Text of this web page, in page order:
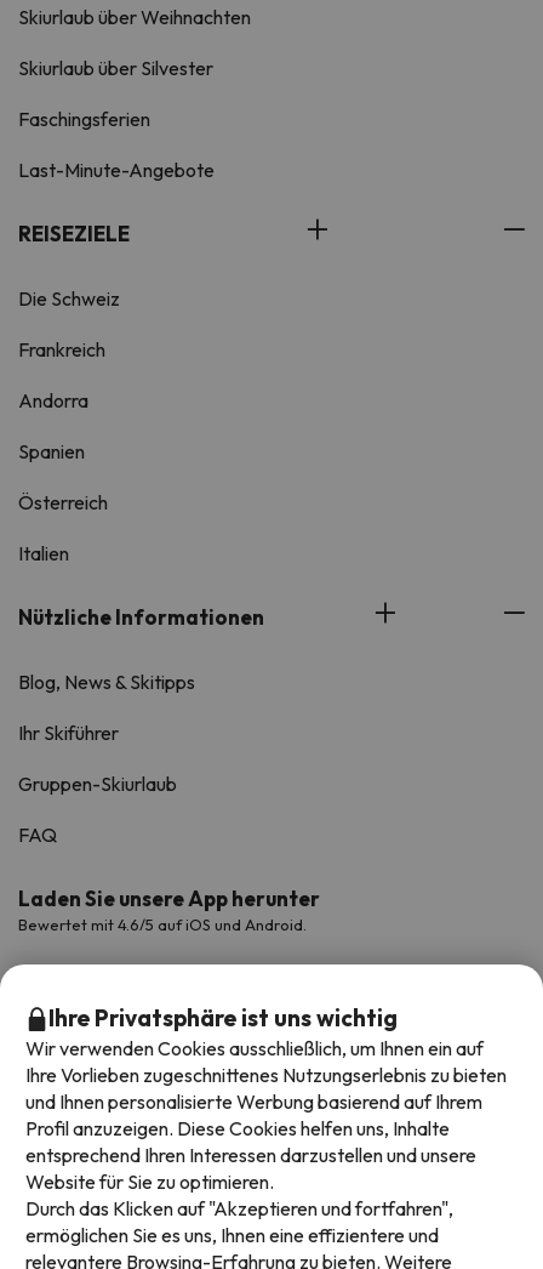
Skiurlaub über Weihnachten
Skiurlaub über Silvester
Faschingsferien
Last-Minute-Angebote
REISEZIELE
Die Schweiz
Frankreich
Andorra
Spanien
Österreich
Italien
Nützliche Informationen
Blog, News & Skitipps
Ihr Skiführer
Gruppen-Skiurlaub
FAQ
Laden Sie unsere App herunter
Bewertet mit 4.6/5 auf iOS und Android.
Verfügbare Zahlungsarten
Ihre Privatsphäre ist uns wichtig
Wir verwenden Cookies ausschließlich, um Ihnen ein auf
Ihre Vorlieben zugeschnittenes Nutzungserlebnis zu bieten
und Ihnen personalisierte Werbung basierend auf Ihrem
Profil anzuzeigen. Diese Cookies helfen uns, Inhalte
entsprechend Ihren Interessen darzustellen und unsere
Website für Sie zu optimieren.
Durch das Klicken auf "Akzeptieren und fortfahren",
ermöglichen Sie es uns, Ihnen eine effizientere und
relevantere Browsing-Erfahrung zu bieten. Weitere